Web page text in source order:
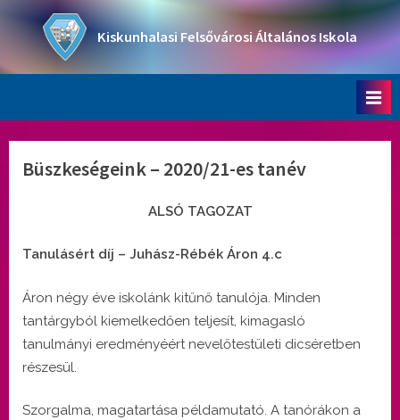
content
Kiskunhalasi Felsővárosi Általános Iskola
Büszkeségeink – 2020/21-es tanév
ALSÓ TAGOZAT
Tanulásért díj – Juhász-Rébék Áron 4.c
Áron négy éve iskolánk kitűnő tanulója. Minden
tantárgyból kiemelkedően teljesít, kimagasló
tanulmányi eredményéért nevelőtestületi dicséretben
részesül.
Szorgalma, magatartása példamutató. A tanórákon a